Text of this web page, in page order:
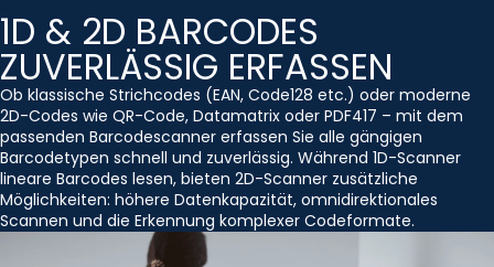
1D & 2D BARCODES
ZUVERLÄSSIG ERFASSEN
Ob klassische Strichcodes (EAN, Code128 etc.) oder moderne
2D-Codes wie QR-Code, Datamatrix oder PDF417 – mit dem
passenden Barcodescanner erfassen Sie alle gängigen
Barcodetypen schnell und zuverlässig. Während 1D-Scanner
lineare Barcodes lesen, bieten 2D-Scanner zusätzliche
Möglichkeiten: höhere Datenkapazität, omnidirektionales
Scannen und die Erkennung komplexer Codeformate.